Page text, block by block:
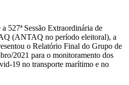
527ª Sessão Extraordinária de
(ANTAQ no período eleitoral), a
o Relatório Final do Grupo de
2021 para o monitoramento dos
19 no transporte marítimo e no